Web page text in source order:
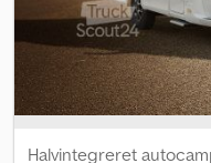
Halvintegreret